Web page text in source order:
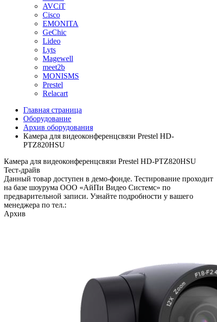
AVCiT
Cisco
EMONITA
GeChic
Lideo
Lyts
Magewell
meet2b
MONISMS
Prestel
Relacart
Главная страница
Оборудование
Архив оборудования
Камера для видеоконференцсвязи Prestel HD-
PTZ820HSU
Камера для видеоконференцсвязи Prestel HD-PTZ820HSU
Тест-драйв
Данный товар доступен в демо-фонде. Тестирование проходит
на базе шоурума ООО «АйПи Видео Системс» по
предварительной записи. Узнайте подробности у вашего
менеджера по тел.:
Архив